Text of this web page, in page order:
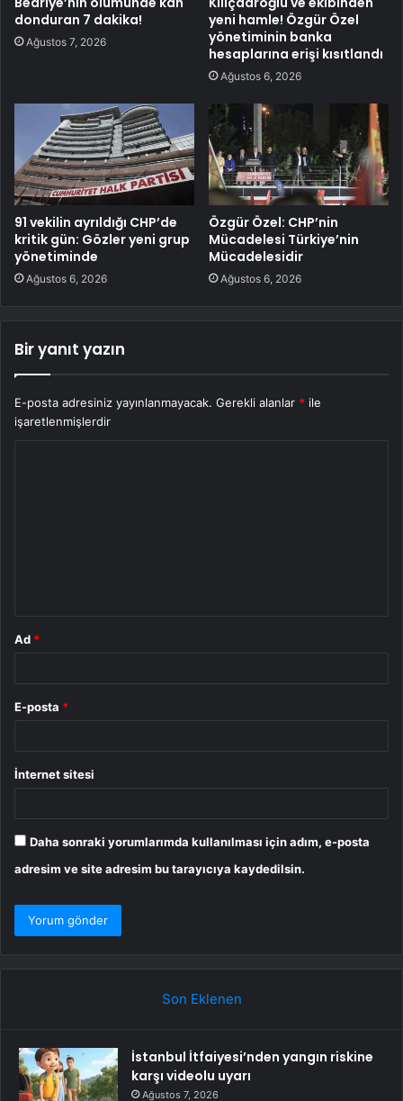
donduran 7 dakika!
Ağustos 7, 2026
yeni hamle! Özgür Özel
yönetiminin banka
hesaplarına erişi kısıtlandı
Ağustos 6, 2026
91 vekilin ayrıldığı CHP’de
kritik gün: Gözler yeni grup
yönetiminde
Ağustos 6, 2026
Özgür Özel: CHP’nin
Mücadelesi Türkiye’nin
Mücadelesidir
Ağustos 6, 2026
Bir yanıt yazın
E-posta adresiniz yayınlanmayacak. Gerekli alanlar * ile
işaretlenmişlerdir
Ad *
E-posta *
İnternet sitesi
Daha sonraki yorumlarımda kullanılması için adım, e-posta
adresim ve site adresim bu tarayıcıya kaydedilsin.
Son Eklenen
İstanbul İtfaiyesi’nden yangın riskine
karşı videolu uyarı
Ağustos 7, 2026